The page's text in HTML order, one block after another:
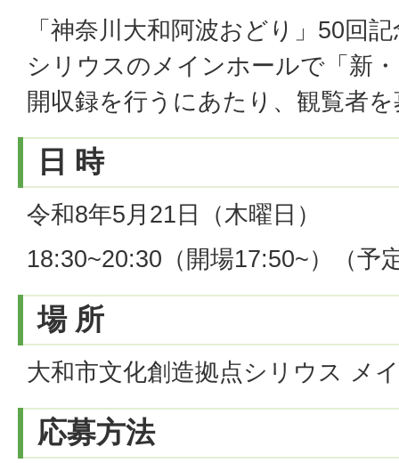
「神奈川大和阿波おどり」50回
シリウスのメインホールで「新
開収録を行うにあたり、観覧者
日 時
令和8年5月21日（木曜日）
18:30~20:30（開場17:50~）（予
場 所
大和市文化創造拠点シリウス メ
応募方法